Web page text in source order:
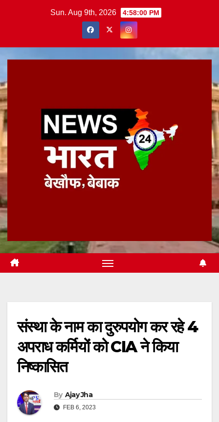
Sun. Aug 9th, 2026 4:58:01 PM
संस्था के नाम का दुरुपयोग कर रहे 4
अपराध कर्मियों को CIA ने किया
निष्कासित
By Ajay Jha
FEB 6, 2023